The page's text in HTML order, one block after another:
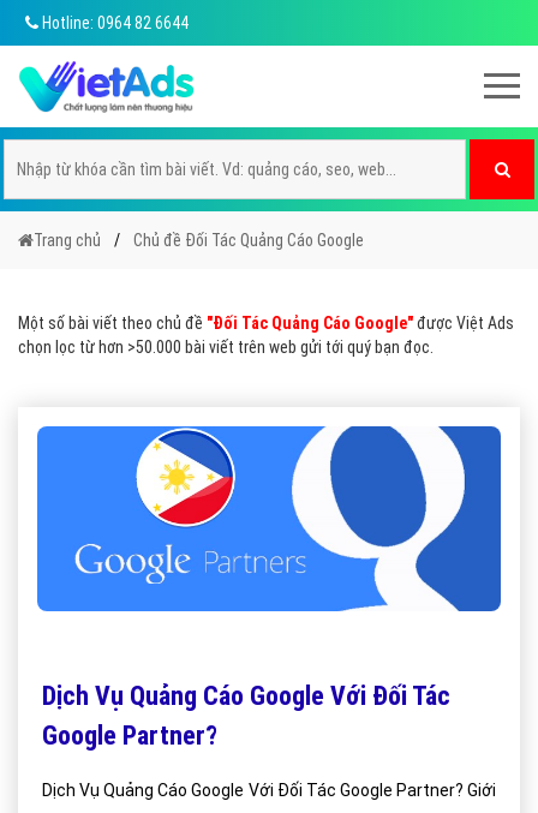
Hotline: 0964 82 6644
Trang chủ Chủ đề Đối Tác Quảng Cáo Google
Một số bài viết theo chủ đề "Đối Tác Quảng Cáo Google"được Việt Ads
chọn lọc từ hơn >50.000 bài viết trên web gửi tới quý bạn đọc.
Dịch Vụ Quảng Cáo Google Với Đối Tác
Google Partner?
Dịch Vụ Quảng Cáo Google Với Đối Tác Google Partner? Giới